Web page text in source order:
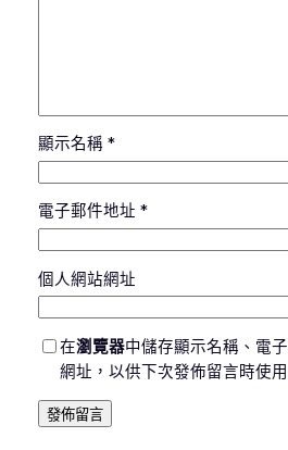
顯示名稱 *
電子郵件地址 *
個人網站網址
在瀏覽器中儲存顯示名稱、電
網址，以供下次發佈留言時使用